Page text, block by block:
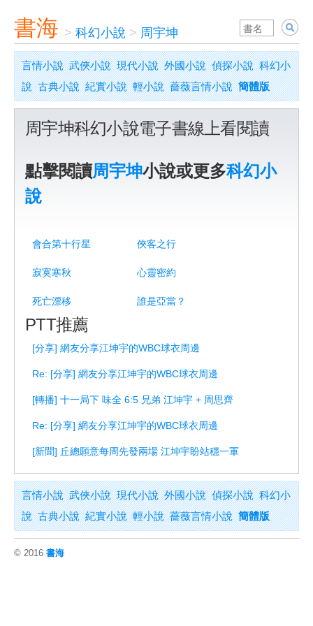
書海 > 科幻小說 > 周宇坤
言情小說 武俠小說 現代小說 外國小說 偵探小說 科幻小
說 古典小說 紀實小說 輕小說 薔薇言情小說 簡體版
周宇坤科幻小說電子書線上看閱讀
點擊閱讀周宇坤小說或更多科幻小
說
會合第十行星 俠客之行
寂寞寒秋 心靈密約
死亡漂移 誰是亞當？
PTT推薦
[分享] 網友分享江坤宇的WBC球衣周邊
Re: [分享] 網友分享江坤宇的WBC球衣周邊
[轉播] 十一局下 味全 6:5 兄弟 江坤宇 + 周思齊
Re: [分享] 網友分享江坤宇的WBC球衣周邊
[新聞] 丘總願意每周先發兩場 江坤宇盼站穩一軍
言情小說 武俠小說 現代小說 外國小說 偵探小說 科幻小
說 古典小說 紀實小說 輕小說 薔薇言情小說 簡體版
© 2016 書海